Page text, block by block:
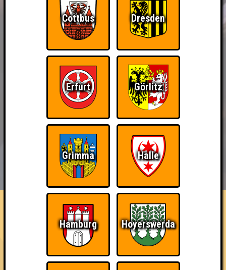
HIGHSCORE RESERVIERUNG
FAQ ÜBER UNS
Gescheit_ert
Errungenschaften
Kleiner Hinweis: bei uns sind Teams, die in einem Stechen
verlieren, trotzdem auf dem 1. Platz - den haben sie sich
Cottbus Dresden
Erfurt Görlitz
Grimma Halle
Hamburg Hoyerswerda